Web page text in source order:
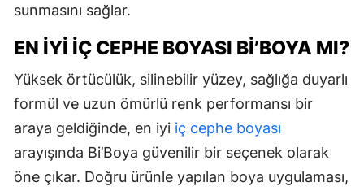
sunmasını sağlar.
EN İYI İÇ CEPHE BOYASI BI’BOYA MI?
Yüksek örtücülük, silinebilir yüzey, sağlığa duyarlı
formül ve uzun ömürlü renk performansı bir
araya geldiğinde, en iyi iç cephe boyası
arayışında Bi’Boya güvenilir bir seçenek olarak
öne çıkar. Doğru ürünle yapılan boya uygulaması,